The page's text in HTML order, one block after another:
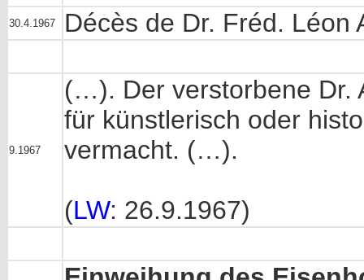
30.4.1967 Décès de Dr. Fréd. Léon
9.1967
(…). Der verstorbene Dr.
für künstlerisch oder
vermacht. (…).
(LW: 26.9.1967)